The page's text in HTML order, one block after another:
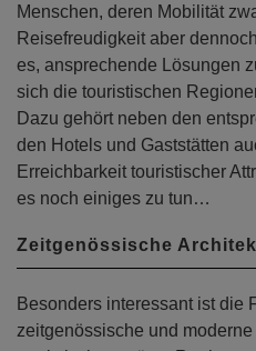
Menschen, deren Mobilität
Reisefreudigkeit aber
es, ansprechende Lösungen
sich die touristischen
Dazu gehört neben den
den Hotels und Gaststätten
Erreichbarkeit touristischer
es noch einiges zu tun…
Zeitgenössische
Besonders interessant ist die
zeitgenössische und